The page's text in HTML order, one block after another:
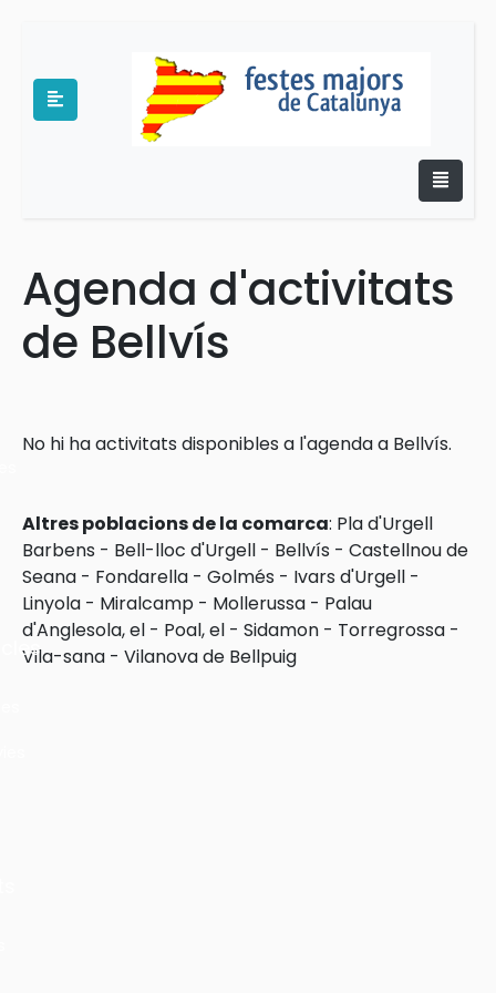
Agenda d'activitats
de Bellvís
No hi ha activitats disponibles a l'agenda a Bellvís.
Altres poblacions de la comarca: Pla d'Urgell
Barbens - Bell-lloc d'Urgell - Bellvís - Castellnou de
Seana - Fondarella - Golmés - Ivars d'Urgell -
Linyola - Miralcamp - Mollerussa - Palau
d'Anglesola, el - Poal, el - Sidamon - Torregrossa -
Vila-sana - Vilanova de Bellpuig